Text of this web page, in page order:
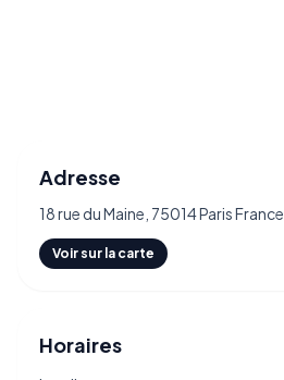
Adresse
18 rue du Maine, 75014 Paris France
Voir sur la carte
Horaires